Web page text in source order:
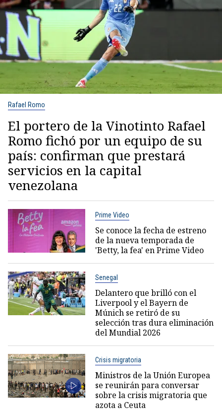
Rafael Romo
El portero de la Vinotinto Rafael
Romo fichó por un equipo de su
país: confirman que prestará
servicios en la capital
venezolana
Prime Video
Se conoce la fecha de estreno
de la nueva temporada de
'Betty, la fea' en Prime Video
Senegal
Delantero que brilló con el
Liverpool y el Bayern de
Múnich se retiró de su
selección tras dura eliminación
del Mundial 2026
Crisis migratoria
Ministros de la Unión Europea
se reunirán para conversar
sobre la crisis migratoria que
azota a Ceuta